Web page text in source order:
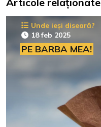
Unde ieși diseară?
18 feb 2025
PE BARBA MEA!